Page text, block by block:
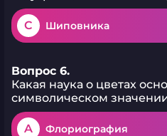
C Шиповника
Вопрос 6.
Какая наука о цветах
символическом
A Флориография